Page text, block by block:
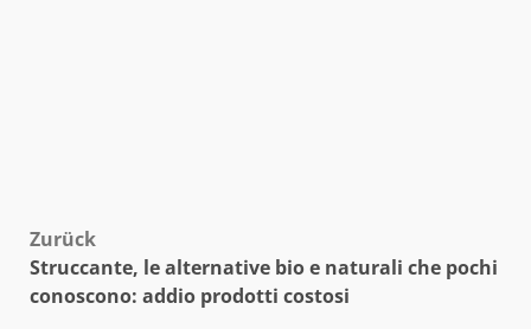
Beitragsnavigation
Zurück
Struccante, le alternative bio e naturali che pochi
conoscono: addio prodotti costosi